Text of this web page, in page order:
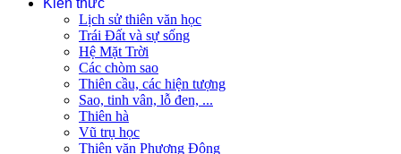
Kiến thức
Lịch sử thiên văn học
Trái Đất và sự sống
Hệ Mặt Trời
Các chòm sao
Thiên cầu, các hiện tượng
Sao, tinh vân, lỗ đen, ...
Thiên hà
Vũ trụ học
Thiên văn Phương Đông